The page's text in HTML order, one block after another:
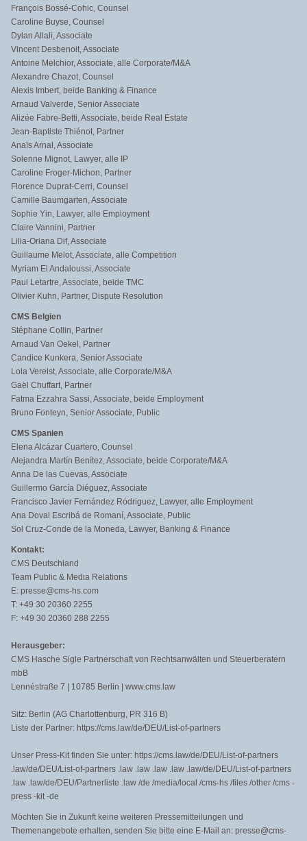
François Bossé-Cohic, Counsel
Caroline Buyse, Counsel
Dylan Allali, Associate
Vincent Desbenoit, Associate
Antoine Melchior, Associate, alle Corporate/M&A
Alexandre Chazot, Counsel
Alexis Imbert, beide Banking & Finance
Arnaud Valverde, Senior Associate
Alizée Fabre-Betti, Associate, beide Real Estate
Jean-Baptiste Thiénot, Partner
Anaïs Arnal, Associate
Solenne Mignot, Lawyer, alle IP
Caroline Froger-Michon, Partner
Florence Duprat-Cerri, Counsel
Camille Baumgarten, Associate
Sophie Yin, Lawyer, alle Employment
Claire Vannini, Partner
Lilia-Oriana Dif, Associate
Guillaume Melot, Associate, alle Competition
Myriam El Andaloussi, Associate
Paul Letartre, Associate, beide TMC
Olivier Kuhn, Partner, Dispute Resolution
CMS Belgien
Stéphane Collin, Partner
Arnaud Van Oekel, Partner
Candice Kunkera, Senior Associate
Lola Verelst, Associate, alle Corporate/M&A
Gaël Chuffart, Partner
Fatma Ezzahra Sassi, Associate, beide Employment
Bruno Fonteyn, Senior Associate, Public
CMS Spanien
Elena Alcázar Cuartero, Counsel
Alejandra Martín Benítez, Associate, beide Corporate/M&A
Anna De las Cuevas, Associate
Guillermo García Diéguez, Associate
Francisco Javier Fernández Ródriguez, Lawyer, alle Employment
Ana Doval Escribá de Romaní, Associate, Public
Sol Cruz-Conde de la Moneda, Lawyer, Banking & Finance
Kontakt:
CMS Deutschland
Team Public & Media Relations
E: presse@cms-hs.com
T: +49 30 20360 2255
F: +49 30 20360 288 2255
Herausgeber:
CMS Hasche Sigle Partnerschaft von Rechtsanwälten und Steuerberatern
mbB
Lennéstraße 7 | 10785 Berlin | www.cms.law
Sitz: Berlin (AG Charlottenburg, PR 316 B)
Liste der Partner: https://cms.law/de/DEU/List-of-partners
Unser Press-Kit finden Sie unter: https://cms.law/de/DEU/List-of-partners
.law/de/DEU/List-of-partners .law .law .law .law .law/de/DEU/List-of-partners
.law .law/de/DEU/Partnerliste .law /de /media/local /cms-hs /files /other /cms -
press -kit -de
Möchten Sie in Zukunft keine weiteren Pressemitteilungen und
Themenangebote erhalten, senden Sie bitte eine E-Mail an: presse@cms-